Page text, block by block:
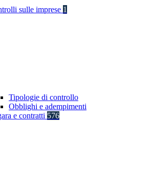
sulle imprese 1
Tipologie di controllo
Obblighi e adempimenti
e contratti 576